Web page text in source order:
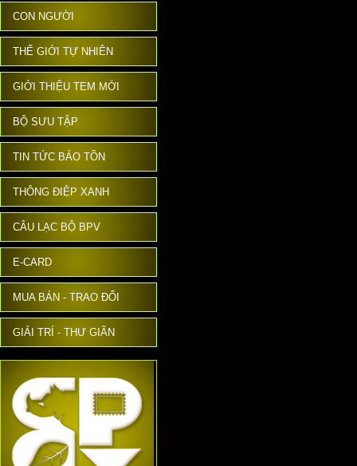
CON NGƯỜI
THẾ GIỚI TỰ NHIÊN
GIỚI THIỆU TEM MỚI
BỘ SƯU TẬP
TIN TỨC BẢO TỒN
THÔNG ĐIỆP XANH
CÂU LẠC BỘ BPV
E-CARD
MUA BÁN - TRAO ĐỔI
GIẢI TRÍ - THƯ GIÃN